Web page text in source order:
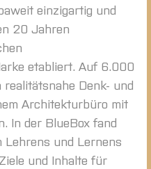
einzigartig und
20 Jahren
etabliert. Auf 6.000
Denk- und
Architekturbüro mit
In der BlueBox fand
Lehrens und Lernens
und Inhalte für